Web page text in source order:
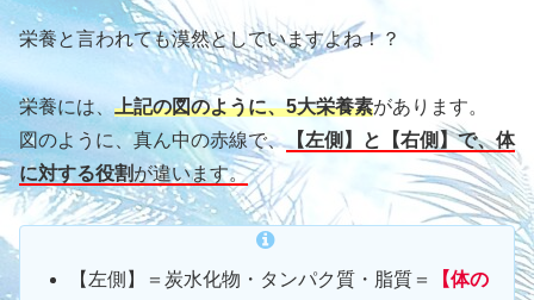
栄養と言われても漠然としていますよね！？
栄養には、上記の図のように、5大栄養素があります。
図のように、真ん中の赤線で、 【左側】と【右側】で、体
に対する役割が違います。
【左側】＝炭水化物・タンパク質・脂質＝
【体の